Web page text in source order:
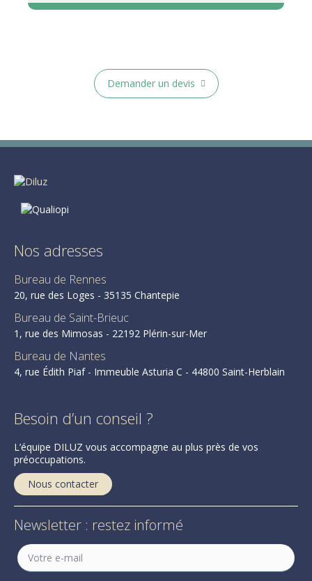
Demander un devis
Nos adresses
Bureau de Rennes
20, rue des Loges - 35135 Chantepie
Bureau de Saint-Brieuc
1, rue des Mimosas - 22192 Plérin-sur-Mer
Bureau de Nantes
4, rue Édith Piaf - Immeuble Asturia C - 44800 Saint-Herblain
Besoin d’un conseil ?
L’équipe DILUZ vous accompagne au plus près de vos
préoccupations.
Nous contacter
Newsletter : restez informé